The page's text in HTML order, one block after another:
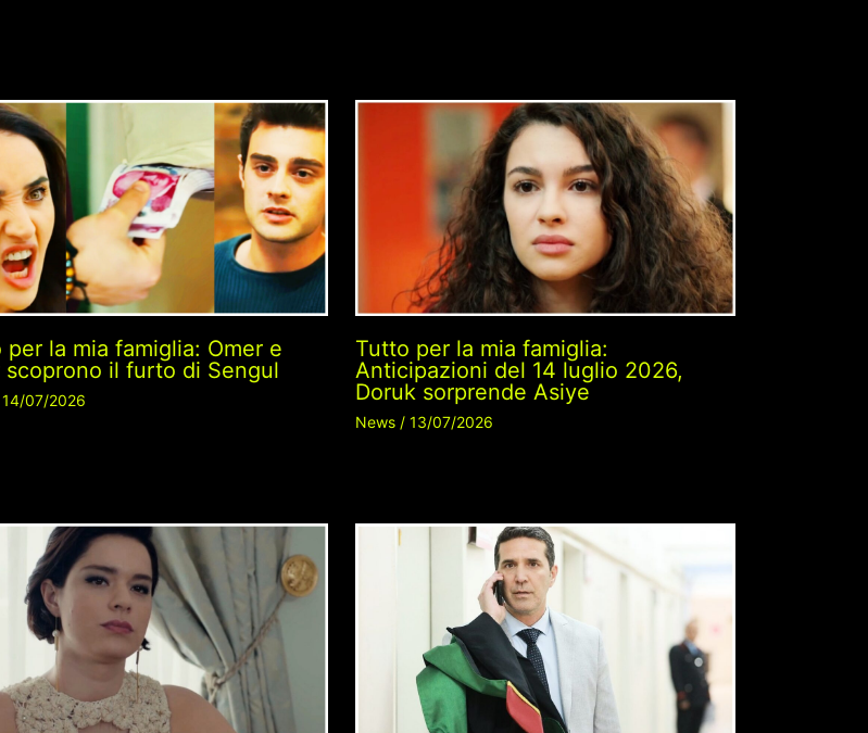
per la mia famiglia: Omer e
scoprono il furto di Sengul
14/07/2026
Tutto per la mia famiglia:
Anticipazioni del 14 luglio 2026,
Doruk sorprende Asiye
News / 13/07/2026